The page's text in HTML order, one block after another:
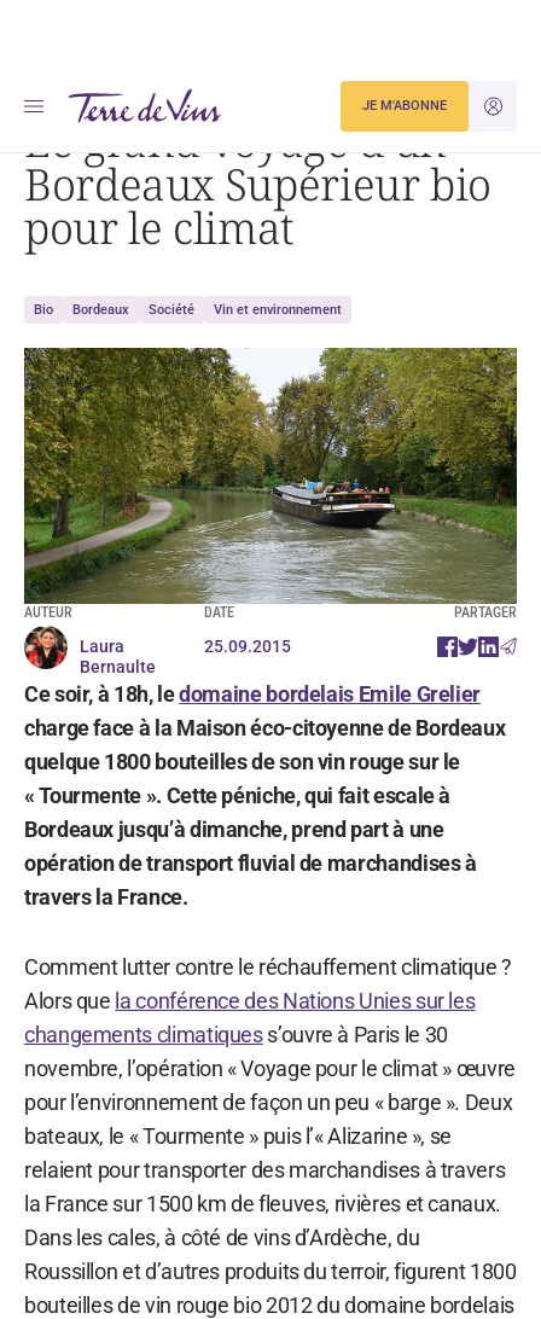
JE
JE M'ABONNE
Accueil Le grand voyage d’un Bordeaux Supérieur bio pour le climat
Le grand voyage d’un
Bordeaux Supérieur bio
pour le climat
Bio Bordeaux Société Vin et environnement
AUTEUR
Laura
Bernaulte
DATE
25.09.2015
PARTAGER
Ce soir, à 18h, ledomaine bordelais Emile Grelier
charge face à la Maison éco-citoyenne de Bordeaux
quelque 1800 bouteilles de son vin rouge sur le
« Tourmente ». Cette péniche, qui fait escale à
Bordeaux jusqu’à dimanche, prend part à une
opération de transport fluvial de marchandises à
travers la France.
Comment lutter contre le réchauffement climatique ?
Alors que la conférence des Nations Unies sur les
changements climatiquess’ouvre à Paris le 30
novembre, l’opération « Voyage pour le climat » œuvre
pour l’environnement de façon un peu « barge ». Deux
bateaux, le « Tourmente » puis l’« Alizarine », se
relaient pour transporter des marchandises à travers
la France sur 1500 km de fleuves, rivières et canaux.
Dans les cales, à côté de vins d’Ardèche, du
Roussillon et d’autres produits du terroir, figurent 1800
bouteilles de vin rouge bio 2012 du domaine bordelais